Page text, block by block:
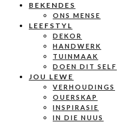
BEKENDES
ONS MENSE
LEEFSTYL
DEKOR
HANDWERK
TUINMAAK
DOEN DIT SELF
JOU LEWE
VERHOUDINGS
OUERSKAP
INSPIRASIE
IN DIE NUUS